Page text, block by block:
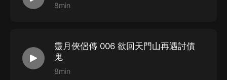
8min
靈月俠侶傳 006 欲回天門山再遇討債
鬼
8min